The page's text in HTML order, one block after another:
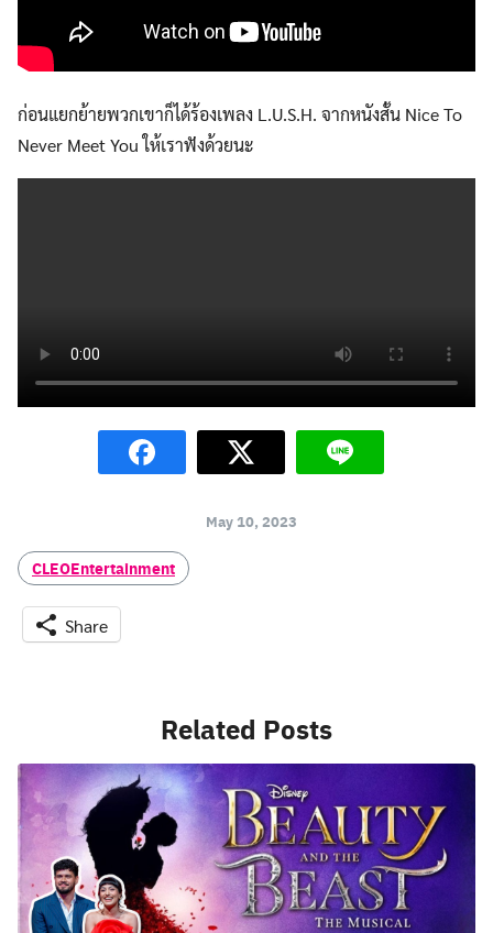
Search
for:
ก่อนแยกย้ายพวกเขาก็ได้ร้องเพลง L.U.S.H. จากหนังสั้น Nice To
Never Meet You ให้เราฟังด้วยนะ
May 10, 2023
CLEOEntertainment
Share
Related Posts